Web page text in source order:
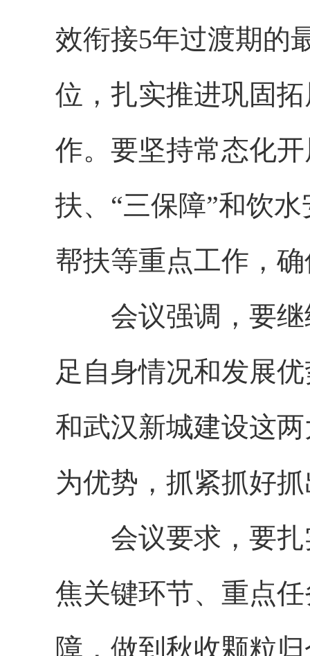
效衔接5年过渡期的
位，扎实推进巩固
作。要坚持常态化
扶、“三保障”和饮
帮扶等重点工作，
会议强调，要继
足自身情况和发展
和武汉新城建设这
为优势，抓紧抓好
会议要求，要扎
焦关键环节、重点
障，做到秋收颗粒